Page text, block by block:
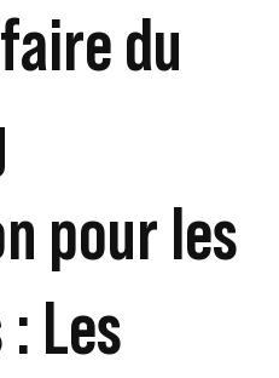
du
pour les
Les